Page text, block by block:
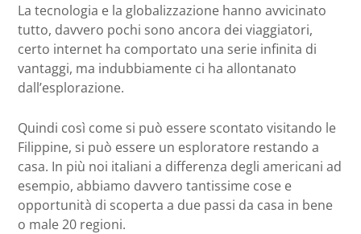
La tecnologia e la globalizzazione hanno avvicinato
tutto, davvero pochi sono ancora dei viaggiatori,
certo internet ha comportato una serie infinita di
vantaggi, ma indubbiamente ci ha allontanato
dall’esplorazione.
Quindi così come si può essere scontato visitando le
Filippine, si può essere un esploratore restando a
casa. In più noi italiani a differenza degli americani ad
esempio, abbiamo davvero tantissime cose e
opportunità di scoperta a due passi da casa in bene
o male 20 regioni.